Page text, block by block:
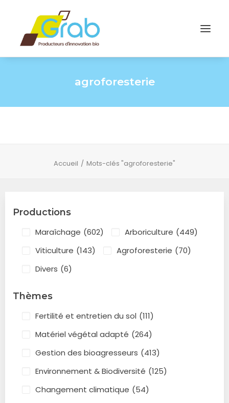
agroforesterie
Accueil Mots-clés "agroforesterie"
Productions
Maraîchage (602) Arboriculture (449)
Viticulture (143) Agroforesterie (70)
Divers (6)
Thèmes
Fertilité et entretien du sol (111)
Matériel végétal adapté (264)
Gestion des bioagresseurs (413)
Environnement & Biodiversité (125)
Changement climatique (54)